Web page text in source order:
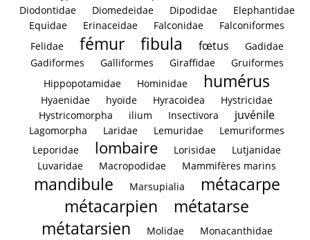
Diodontidae
Diomedeidae Dipodidae
Elephantidae
Equidae
Erinaceidae Falconidae
Falconiformes
Felidae
fémur fibula fœtus
Gadidae
Gadiformes
Galliformes Giraffidae
Gruiformes
Hippopotamidae
Hominidae humérus
Hyaenidae hyoïde Hyracoidea
Hystricidae
Hystricomorpha
ilium Insectivora juvénile
Lagomorpha Laridae Lemuridae
Lemuriformes
Leporidae
lombaire Lorisidae
Lutjanidae
Luvaridae
Macropodidae Mammifères marins
mandibule Marsupialia
métacarpe
métacarpien
métatarse
métatarsien
Molidae
Monacanthidae